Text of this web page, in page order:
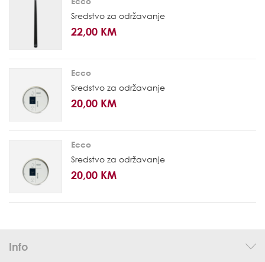
Sredstvo za održavanje
22,00 KM
Ecco
Sredstvo za održavanje
20,00 KM
Ecco
Sredstvo za održavanje
20,00 KM
Info